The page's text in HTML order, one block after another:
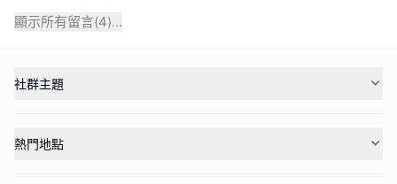
顯示所有留言(4)...
社群主題
熱門地點